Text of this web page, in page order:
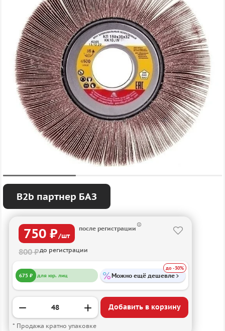
B2b партнер БАЗ
750 ₽/шт
после регистрации
800 ₽до регистрации
675 ₽ для юр. лиц Можно ещё дешевле
до -30%
Добавить в корзину
* Продажа кратно упаковке